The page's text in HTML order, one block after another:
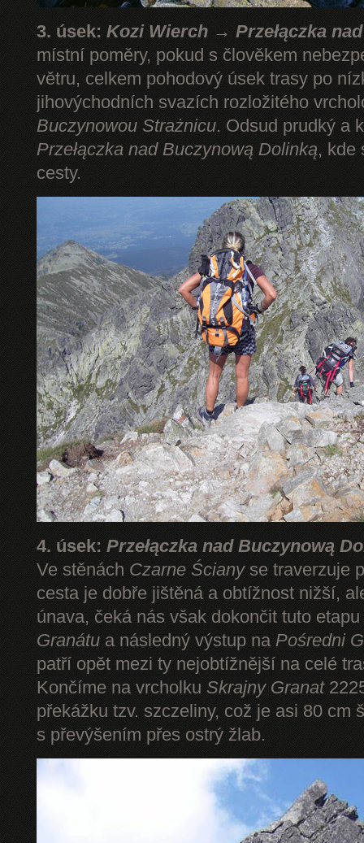
3. úsek: Kozi Wierch → Przełączka
místní poměry, pokud s člověkem
větru, celkem pohodový úsek trasy po
jihovýchodních svazích rozložitého
Buczynowou Strażnicu. Odsud prudký a
Przełączka nad Buczynową Dolinką, kde
cesty.
4. úsek: Przełączka nad Buczynową
Ve stěnách Czarne Ścianyse traverzuje
cesta je dobře jištěná a obtížnost nižší,
únava, čeká nás však dokončit tuto
Granátu a následný výstup na Pośredni
patří opět mezi ty nejobtížnější na celé
Končíme na vrcholku Skrajny Granat
překážku tzv. szczeliny, což je asi 80 cm
s převýšením přes ostrý žlab.